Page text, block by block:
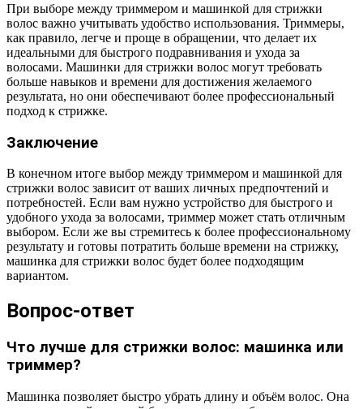
При выборе между триммером и машинкой для стрижки
волос важно учитывать удобство использования. Триммеры,
как правило, легче и проще в обращении, что делает их
идеальными для быстрого подравнивания и ухода за
волосами. Машинки для стрижки волос могут требовать
больше навыков и времени для достижения желаемого
результата, но они обеспечивают более профессиональный
подход к стрижке.
Заключение
В конечном итоге выбор между триммером и машинкой для
стрижки волос зависит от ваших личных предпочтений и
потребностей. Если вам нужно устройство для быстрого и
удобного ухода за волосами, триммер может стать отличным
выбором. Если же вы стремитесь к более профессиональному
результату и готовы потратить больше времени на стрижку,
машинка для стрижки волос будет более подходящим
вариантом.
Вопрос-ответ
Что лучше для стрижки волос: машинка или
триммер?
Машинка позволяет быстро убрать длину и объём волос. Она